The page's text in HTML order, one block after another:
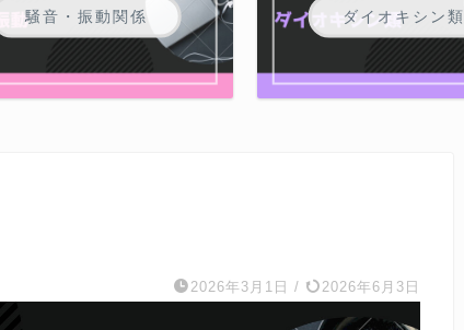
騒音・振動関係 ダイオキシン類
2026年3月1日 / 2026年6月3日